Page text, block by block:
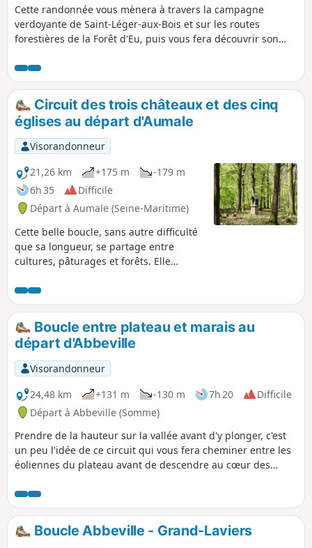
Cette randonnée vous mènera à travers la campagne
verdoyante de Saint-Léger-aux-Bois et sur les routes
forestières de la Forêt d'Eu, puis vous fera découvrir son
l'église Saint-Léger d'Autun au clocher penché.
Circuit des trois châteaux et des cinq
églises au départ d'Aumale
Visorandonneur
21,26 km
+175 m
-179 m
6h 35
Difficile
Départ à Aumale (Seine-Maritime)
Cette belle boucle, sans autre difficulté
que sa longueur, se partage entre
cultures, pâturages et forêts. Elle
seulement de plusieurs châteaux et
monuments religieux, mais aussi celle
des villages traversés. Le vieux centre
d'Aumale, avec sa mairie et sa
majestueuse église, méritent aussi une
petite flânerie supplémentaire.
Boucle entre plateau et marais au
départ d'Abbeville
Visorandonneur
24,48 km
+131 m -130 m 7h 20
Difficile
Départ à Abbeville (Somme)
Prendre de la hauteur sur la vallée avant d'y plonger, c'est
un peu l'idée de ce circuit qui vous fera cheminer entre les
éoliennes du plateau avant de descendre au cœur des
parcours qui monte et qui descend, 2 fois !
Boucle Abbeville - Grand-Laviers